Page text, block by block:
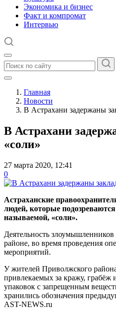
Экономика и бизнес
Факт и компромат
Интервью
Главная
Новости
В Астрахани задержаны
В Астрахани
«соли»
27 марта 2020, 12:41
0
Астраханские
людей, которые
называемой, «соли».
Деятельность
районе, во время проведения
мероприятий.
У жителей Приволжского
привлекаемых за кражу,
упаковок с запрещенным
хранились обозначения
AST-NEWS.ru